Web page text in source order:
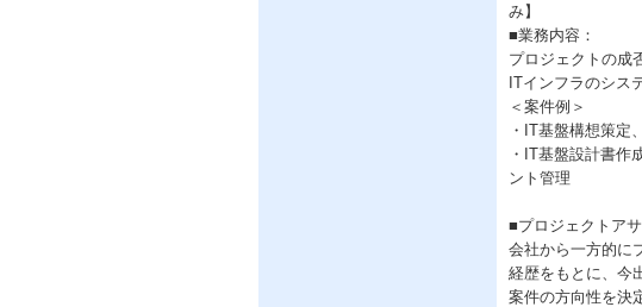
み】
■業務内容：
プロジェクトの成
ITインフラのシス
＜案件例＞
・IT基盤構想策定
・IT基盤設計書作
ント管理
■プロジェクトア
会社から一方的に
経歴をもとに、今
案件の方向性を決